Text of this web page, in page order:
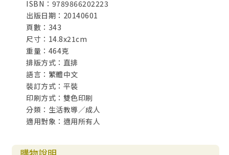
盼望與恐懼
需要一點平靜嗎
定意要教養孩子成為正直的人
真愛
靈魂塑造者
積極鼓勵者
紀律訓練者
定要使我家成為充滿溫暖的地方
恩典
OK
走出百老匯劇場
定意要活在今日、心懷未來
ISBN：9789866202223
出版日期：20140601
頁數：343
尺寸：14.8x21cm
重量：464克
排版方式：直排
語言：繁體中文
裝訂方式：平裝
印刷方式：雙色印刷
分類：生活教導／成人
適用對象：適用所有人